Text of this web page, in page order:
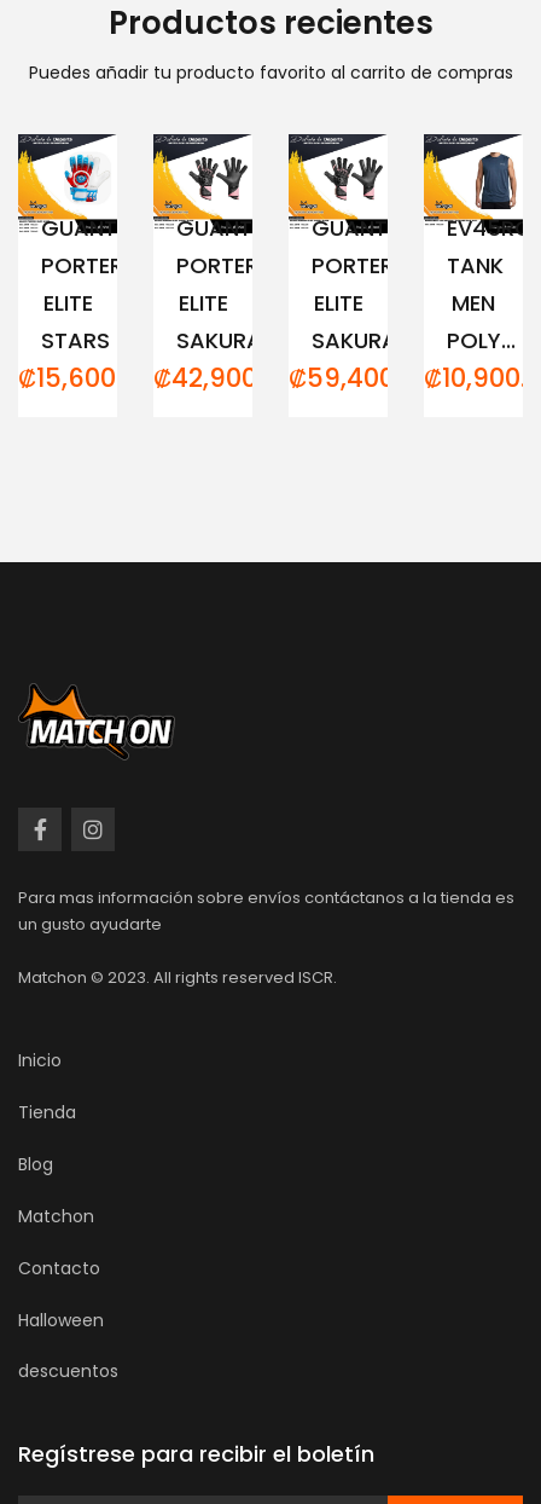
Productos recientes
Puedes añadir tu producto favorito al carrito de compras
GUANTE
PORTERO
ELITE
STARS
₡15,600.00
GUANTE
PORTERO
ELITE
SAKURA...
₡42,900.00
GUANTE
PORTERO
ELITE
SAKURA...
₡59,400.00
TANK
MEN
POLY...
₡
Para mas información sobre envíos contáctanos a la tienda es
un gusto ayudarte
Matchon © 2023. All rights reserved ISCR.
Inicio
Tienda
Blog
Matchon
Contacto
Halloween
descuentos
Regístrese para recibir el boletín